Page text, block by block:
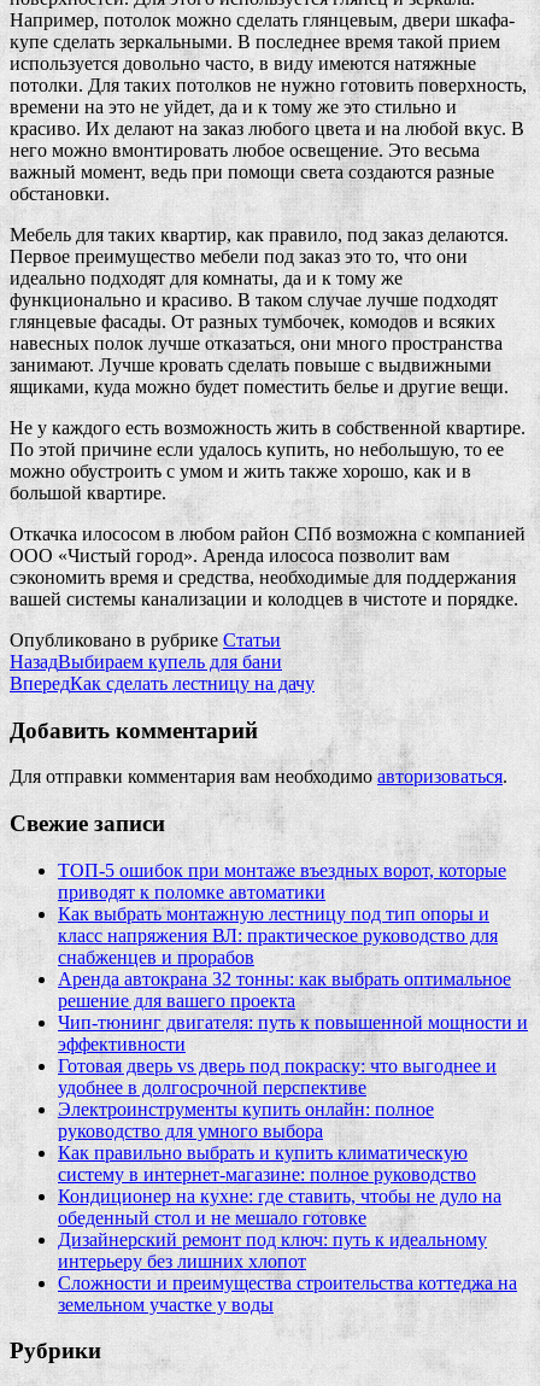
Например, потолок можно сделать глянцевым, двери шкафа-
купе сделать зеркальными. В последнее время такой прием
используется довольно часто, в виду имеются натяжные
потолки. Для таких потолков не нужно готовить поверхность,
времени на это не уйдет, да и к тому же это стильно и
красиво. Их делают на заказ любого цвета и на любой вкус. В
него можно вмонтировать любое освещение. Это весьма
важный момент, ведь при помощи света создаются разные
обстановки.
Мебель для таких квартир, как правило, под заказ делаются.
Первое преимущество мебели под заказ это то, что они
идеально подходят для комнаты, да и к тому же
функционально и красиво. В таком случае лучше подходят
глянцевые фасады. От разных тумбочек, комодов и всяких
навесных полок лучше отказаться, они много пространства
занимают. Лучше кровать сделать повыше с выдвижными
ящиками, куда можно будет поместить белье и другие вещи.
Не у каждого есть возможность жить в собственной квартире.
По этой причине если удалось купить, но небольшую, то ее
можно обустроить с умом и жить также хорошо, как и в
большой квартире.
Откачка илососом в любом район СПб возможна с компанией
ООО «Чистый город». Аренда илососа позволит вам
сэкономить время и средства, необходимые для поддержания
вашей системы канализации и колодцев в чистоте и порядке.
Опубликовано в рубрикеСтатьи
НазадВыбираем купель для бани
ВпередКак сделать лестницу на дачу
Добавить комментарий
Для отправки комментария вам необходимо авторизоваться.
Свежие записи
ТОП-5 ошибок при монтаже въездных ворот, которые
приводят к поломке автоматики
Как выбрать монтажную лестницу под тип опоры и
класс напряжения ВЛ: практическое руководство для
снабженцев и прорабов
Аренда автокрана 32 тонны: как выбрать оптимальное
решение для вашего проекта
Чип‑тюнинг двигателя: путь к повышенной мощности и
эффективности
Готовая дверь vs дверь под покраску: что выгоднее и
удобнее в долгосрочной перспективе
Электроинструменты купить онлайн: полное
руководство для умного выбора
Как правильно выбрать и купить климатическую
систему в интернет‑магазине: полное руководство
Кондиционер на кухне: где ставить, чтобы не дуло на
обеденный стол и не мешало готовке
Дизайнерский ремонт под ключ: путь к идеальному
интерьеру без лишних хлопот
Сложности и преимущества строительства коттеджа на
земельном участке у воды
Рубрики